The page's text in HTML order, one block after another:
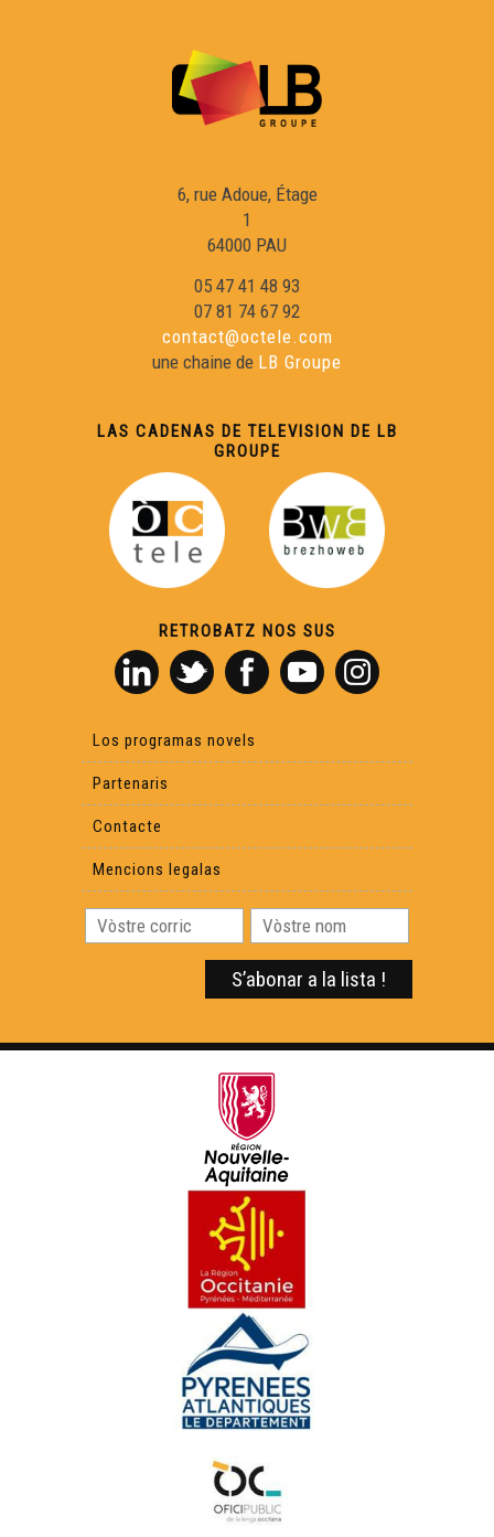
6, rue Adoue, Étage
1
64000 PAU
05 47 41 48 93
07 81 74 67 92
contact@octele.com
une chaine de LB Groupe
LAS CADENAS DE TELEVISION DE LB
GROUPE
RETROBATZ NOS SUS
Los programas novels
Partenaris
Contacte
Mencions legalas